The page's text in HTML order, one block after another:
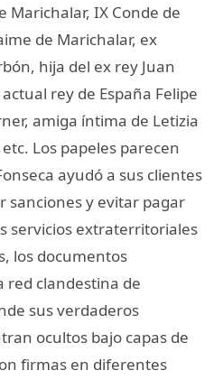
Marichalar, IX Conde de
de Marichalar, ex
hija del ex rey Juan
rey de España Felipe
amiga íntima de Letizia
Los papeles parecen
ayudó a sus clientes
sanciones y evitar pagar
servicios extraterritoriales
los documentos
red clandestina de
sus verdaderos
ocultos bajo capas de
firmas en diferentes